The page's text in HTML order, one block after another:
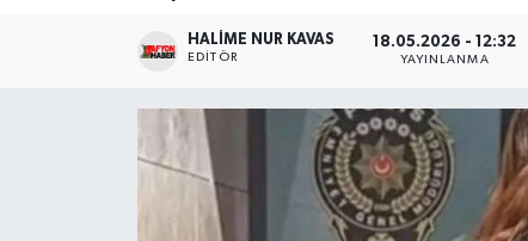
HALIME NUR KAVAS
EDITÖR
18.05.2026 - 12:32
YAYINLANMA
Magazin